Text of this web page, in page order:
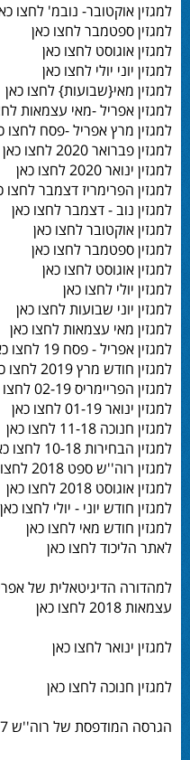
למגזין אוקטובר- נובמ' לחצו
למגזין ספטמבר לחצו כאן
למגזין אוגוסט לחצו כאן
למגזין יוני יולי לחצו כאן
למגזין מאי{שבועות} לחצו כאן
למגזין אפריל -מאי עצמאות
למגזין מרץ אפריל -פסח לחצו
למגזין פברואר 2020 לחצו כאן
למגזין ינואר 2020 לחצו כאן
למגזין הפרימריז דצמבר לחצו
למגזין נוב - דצמבר לחצו כאן
למגזין אוקטובר לחצו כאן
למגזין ספטמבר לחצו כאן
למגזין אוגוסט לחצו כאן
למגזין יולי לחצו כאן
למגזין יוני שבועות לחצו כאן
למגזין מאי עצמאות לחצו כאן
למגזין אפריל - פסח 19 לחצו כאן
למגזין חודש מרץ 2019 לחצו כאן
למגזין הפריימריס 02-19 לחצו כאן
למגזין ינואר 01-19 לחצו כאן
למגזין חנוכה 11-18 לחצו כאן
למגזין הבחירות 10-18 לחצו כאן
למגזין רוה''ש ספט 2018 לחצו כאן
למגזין אוגוסט 2018 לחצו כאן
למגזין חודש יוני - יולי לחצו כאן
למגזין חודש מאי לחצו כאן
לאתר הליכוד לחצו כאן
למהדורה הדיגיטאלית של
עצמאות 2018 לחצו כאן
למגזין ינואר לחצו כאן
למגזין חנוכה לחצו כאן
הגרסה המודפסת של רוה''ש 2017 לקריאה לחצו כאן